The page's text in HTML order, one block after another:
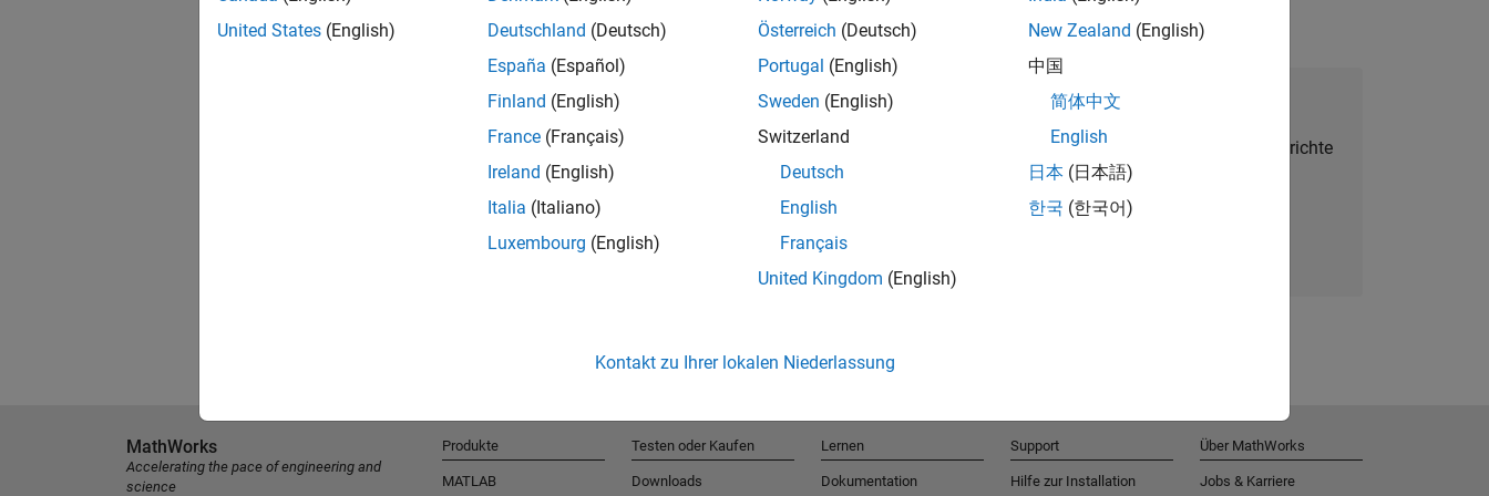
Talent Network beitreten
Erhalten Sie personalisierte Stellenangebote, Berichte
und Unternehmensneuigkeiten.
United States (English)
Deutschland (Deutsch)
España (Español)
Finland (English)
France (Français)
Ireland (English)
Italia (Italiano)
Luxembourg (English)
Österreich (Deutsch)
Portugal (English)
Sweden (English)
Switzerland
Deutsch
English
Français
United Kingdom (English)
New Zealand (English)
中国
简体中文
English
日本 (日本語)
한국 (한국어)
Kontakt zu Ihrer lokalen Niederlassung
MathWorks
Accelerating the pace of engineering and
science
Produkte
MATLAB
Testen oder Kaufen
Downloads
Lernen
Dokumentation
Support
Hilfe zur Installation
Über MathWorks
Jobs & Karriere